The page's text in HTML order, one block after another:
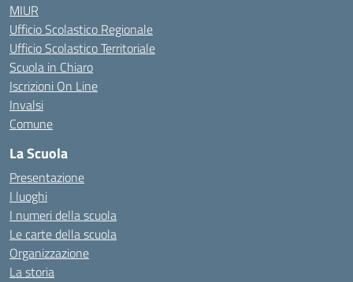
MIUR
Ufficio Scolastico Regionale
Ufficio Scolastico Territoriale
Scuola in Chiaro
Iscrizioni On Line
Invalsi
Comune
La Scuola
Presentazione
I luoghi
I numeri della scuola
Le carte della scuola
Organizzazione
La storia